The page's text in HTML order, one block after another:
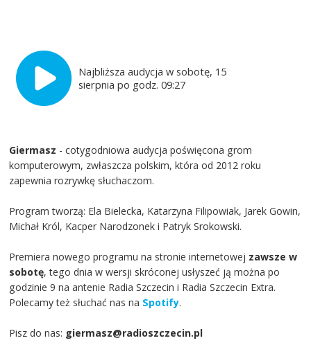
Najbliższa audycja w sobotę, 15
sierpnia po godz. 09:27
Giermasz - cotygodniowa audycja poświęcona grom
komputerowym, zwłaszcza polskim, która od 2012 roku
zapewnia rozrywkę słuchaczom.
Program tworzą: Ela Bielecka, Katarzyna Filipowiak, Jarek Gowin,
Michał Król, Kacper Narodzonek i Patryk Srokowski.
Premiera nowego programu na stronie internetowej zawsze w
sobotę, tego dnia w wersji skróconej usłyszeć ją można po
godzinie 9 na antenie Radia Szczecin i Radia Szczecin Extra.
Polecamy też słuchać nas na Spotify.
Pisz do nas: giermasz@radioszczecin.pl